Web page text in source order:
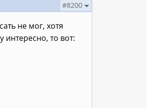
#8200
не мог, хотя
то вот: